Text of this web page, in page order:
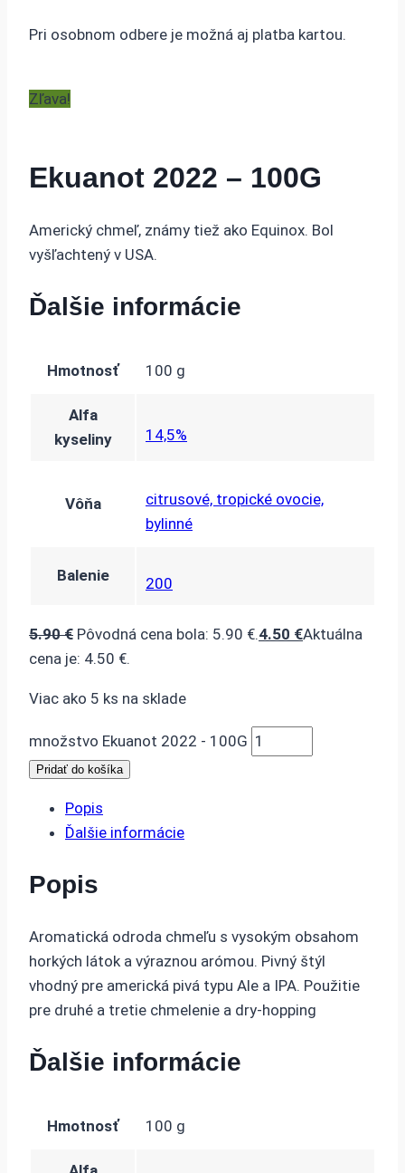
Pri osobnom odbere je možná aj platba kartou.
Zľava!
Ekuanot 2022 – 100G
Americký chmeľ, známy tiež ako Equinox. Bol
vyšľachtený v USA.
Ďalšie informácie
Hmotnosť 100 g
Alfa
kyseliny
14,5%
Vôňa
citrusové, tropické ovocie,
bylinné
Balenie 200
5.90€ Pôvodná cena bola: 5.90 €.4.50 €Aktuálna
cena je: 4.50 €.
Viac ako 5 ks na sklade
množstvo Ekuanot 2022 - 100G
Pridať do košíka
Popis
Ďalšie informácie
Popis
Aromatická odroda chmeľu s vysokým obsahom
horkých látok a výraznou arómou. Pivný štýl
vhodný pre americká pivá typu Ale a IPA. Použitie
pre druhé a tretie chmelenie a dry-hopping
Ďalšie informácie
Hmotnosť 100 g